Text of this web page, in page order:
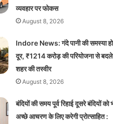
व्यवहार पर फोकस
August 8, 2026
Indore News: गंदे पानी की समस्या
दूर, ₹1214 करोड़ की परियोजना से
शहर की तस्वीर
August 8, 2026
बंदियों की समय पूर्व रिहाई दूसरे बंदियों को
अच्छे आचरण के लिए करेगी प्रोत्साहित :